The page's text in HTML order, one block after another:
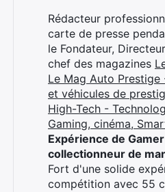
Rédacteur
carte de presse
le Fondateur,
chef des magazines
Le Mag Auto
et véhicules de
High-Tech -
Gaming, cinéma,
Expérience de
collectionneur de
Fort d'une solide
compétition avec 55